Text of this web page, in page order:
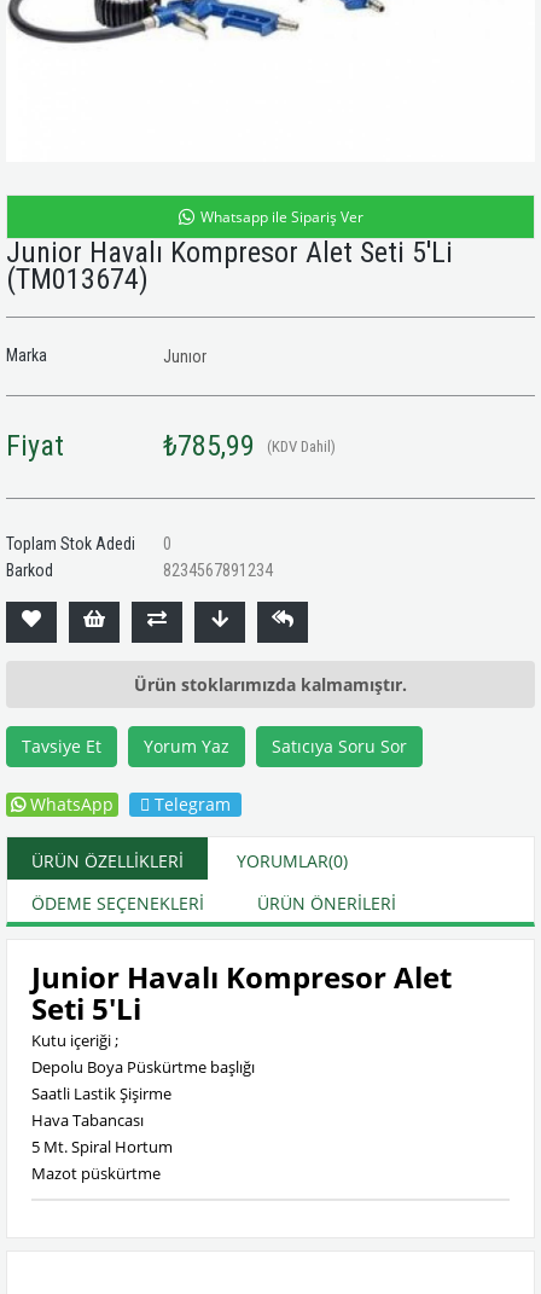
Whatsapp ile Sipariş Ver
Junior Havalı Kompresor Alet Seti 5'Li
(TM013674)
Marka Junıor
Fiyat ₺785,99 (KDV Dahil)
Toplam Stok Adedi
0
Barkod
8234567891234
Ürün stoklarımızda kalmamıştır.
Tavsiye Et Yorum Yaz Satıcıya Soru Sor
WhatsApp Telegram
ÜRÜN ÖZELLIKLERI YORUMLAR(0)
ÖDEME SEÇENEKLERI
ÜRÜN ÖNERILERI
Junior Havalı Kompresor Alet
Seti 5'Li
Kutu içeriği ;
Depolu Boya Püskürtme başlığı
Saatli Lastik Şişirme
Hava Tabancası
5 Mt. Spiral Hortum
Mazot püskürtme